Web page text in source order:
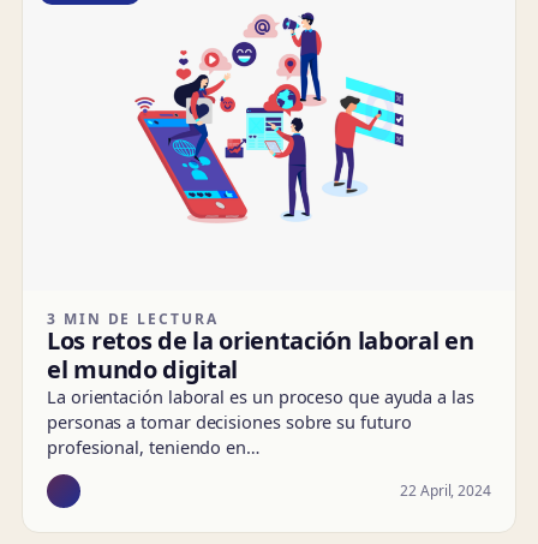
3 MIN DE LECTURA
Los retos de la orientación laboral en
el mundo digital
La orientación laboral es un proceso que ayuda a las
personas a tomar decisiones sobre su futuro
profesional, teniendo en…
22 April, 2024